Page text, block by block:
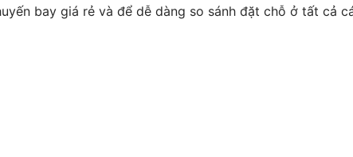
bay giá rẻ và để dễ dàng so sánh đặt chỗ ở tất cả